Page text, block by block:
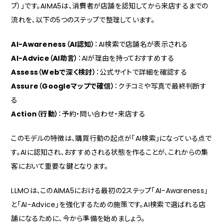
ブ）」です。AIMA5は、消費者が店舗を認知してから来店するまでの
流れを、以下の5つのステップで整理しています。
AI-Awareness（AI認知） ：AI検索で店舗名が表示される
AI-Advice（AI助言） ：AIが理由を持っておすすめする
Assess（Webで深く検討） ：公式サイトで詳細を確認する
Assure（Googleマップで確信） ：クチコミや写真で最終判断す
る
Action（行動） ：予約・問い合わせ・来店する
このモデルの特徴は、購買行動の起点が「AI検索」になっている点で
す。AIに認知され、おすすめされる状態を作ることが、これからの集
客において重要な鍵となります。
LLMOは、このAIMA5における最初の2ステップ「AI-Awareness」
と「AI-Advice」を強化するための施策です。AI検索で選ばれる店
舗になるために、今から準備を始めましょう。